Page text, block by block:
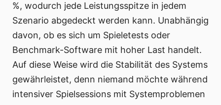
%, wodurch jede Leistungsspitze in jedem
Szenario abgedeckt werden kann. Unabhängig
davon, ob es sich um Spieletests oder
Benchmark-Software mit hoher Last handelt.
Auf diese Weise wird die Stabilität des Systems
gewährleistet, denn niemand möchte während
intensiver Spielsessions mit Systemproblemen